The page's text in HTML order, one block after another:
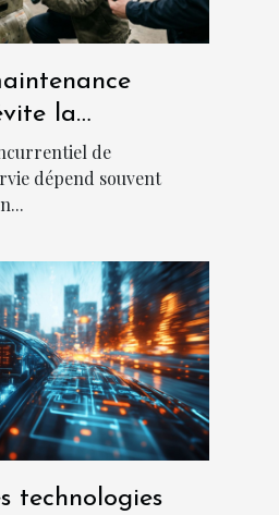
la
entreprise
de
dépend souvent
technologies